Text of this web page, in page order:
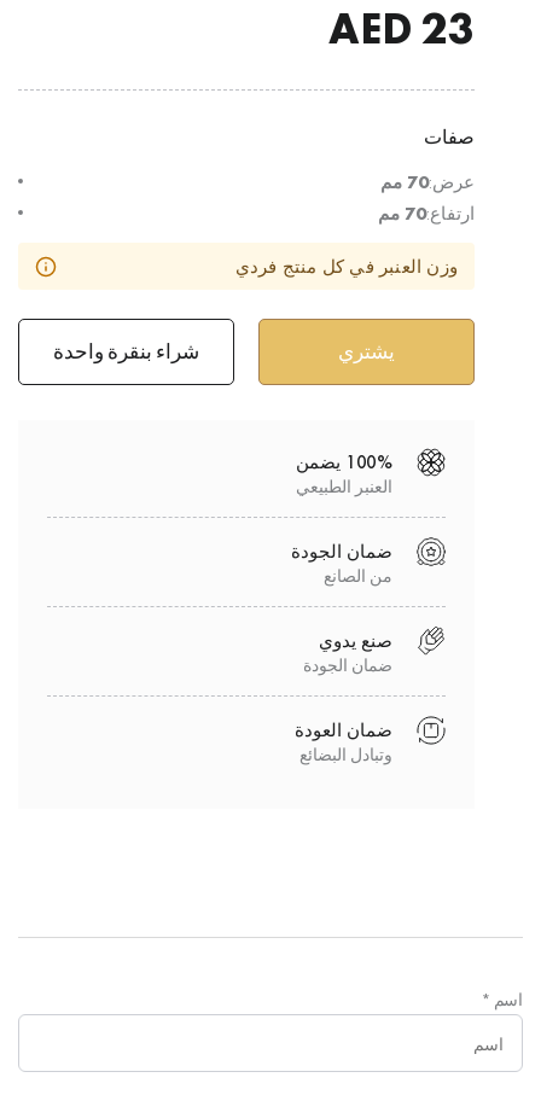
23
صفات
عرض:70 مم
ارتفاع:70 مم
وزن العنبر في كل منتج فردي
شراء بنقرة واحدة
100% يضمن
العنبر الطبيعي
ضمان الجودة
من الصانع
صنع يدوي
ضمان الجودة
ضمان العودة
وتبادل البضائع
اسم *